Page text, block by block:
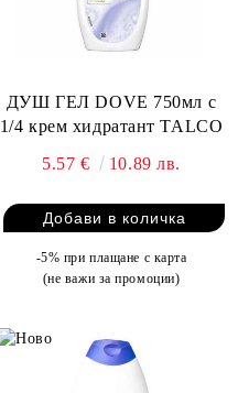
ДУШ ГЕЛ DOVE 750мл с
1/4 крем хидратант TALCO
5.57 € 10.89 лв.
-5% при плащане с карта
(не важи за промоции)